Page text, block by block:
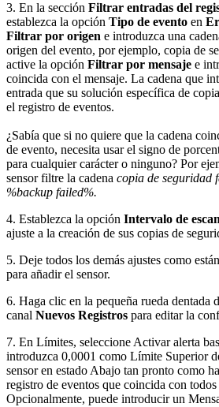
3. En la sección Filtrar entradas del
establezca la opción Tipo de evento en
Filtrar por origen e introduzca una
origen del evento, por ejemplo, copia de
active la opción Filtrar por mensaje e
coincida con el mensaje. La cadena que
entrada que su solución específica de
el registro de eventos.
¿Sabía que si no quiere que la cadena
de evento, necesita usar el signo de
para cualquier carácter o ninguno? Por
sensor filtre la cadena copia de seguridad
%backup failed%.
4. Establezca la opción Intervalo de
ajuste a la creación de sus copias de
5. Deje todos los demás ajustes como
para añadir el sensor.
6. Haga clic en la pequeña rueda dentada
canal Nuevos Registros para editar la
7. En Límites, seleccione Activar alerta
introduzca 0,0001 como Límite Superior
sensor en estado Abajo tan pronto como
registro de eventos que coincida con
Opcionalmente, puede introducir un